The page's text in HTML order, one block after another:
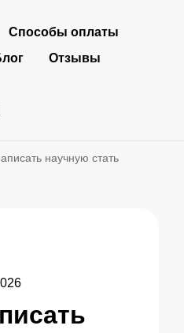
Способы оплаты
Отзывы
научную стать